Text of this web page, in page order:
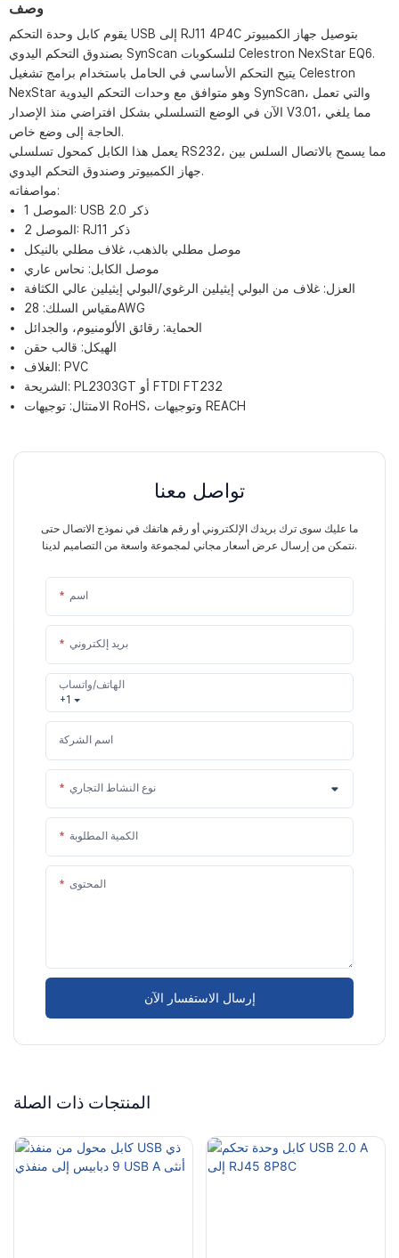
وصف
يقوم كابل وحدة التحكم USB إلى RJ11 4P4C بتوصيل جهاز الكمبيوتر
بصندوق التحكم اليدوي SynScan لتلسكوبات Celestron NexStar EQ6.
يتيح التحكم الأساسي في الحامل باستخدام برامج تشغيل Celestron
NexStar وهو متوافق مع وحدات التحكم اليدوية SynScan، والتي تعمل
الآن في الوضع التسلسلي بشكل افتراضي منذ الإصدار V3.01، مما يلغي
الحاجة إلى وضع خاص.
يعمل هذا الكابل كمحول تسلسلي RS232، مما يسمح بالاتصال السلس بين
جهاز الكمبيوتر وصندوق التحكم اليدوي.
مواصفاته:
الموصل 1: USB 2.0 ذكر
الموصل 2: ​​RJ11 ذكر
موصل مطلي بالذهب، غلاف مطلي بالنيكل
موصل الكابل: نحاس عاري
العزل: غلاف من البولي إيثيلين الرغوي/البولي إيثيلين عالي الكثافة
مقياس السلك: 28AWG
الحماية: رقائق الألومنيوم، والجدائل
الهيكل: قالب حقن
الغلاف: PVC
الشريحة: PL2303GT أو FTDI FT232
الامتثال: توجيهات RoHS، وتوجيهات REACH
تواصل معنا
ما عليك سوى ترك بريدك الإلكتروني أو رقم هاتفك في نموذج الاتصال حتى
نتمكن من إرسال عرض أسعار مجاني لمجموعة واسعة من التصاميم لدينا.
اسم
بريد إلكتروني
+1
الهاتف/واتساب
اسم الشركة
نوع النشاط التجاري
الكمية المطلوبة
المحتوى
إرسال الاستفسار الآن
المنتجات ذات الصلة